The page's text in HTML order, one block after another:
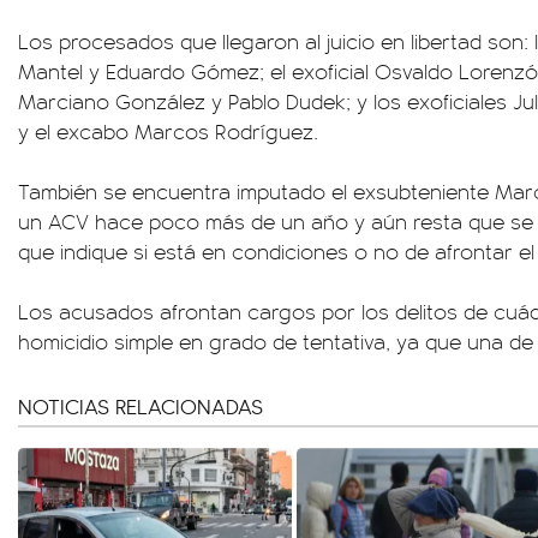
Los procesados que llegaron al juicio en libertad
Mantel y Eduardo Gómez; el exoficial Osvaldo
Marciano González y Pablo Dudek; y los exoficiales
y el excabo Marcos Rodríguez.
También se encuentra imputado el exsubteniente
un ACV hace poco más de un año y aún resta que
que indique si está en condiciones o no de afrontar
Los acusados afrontan cargos por los delitos de
homicidio simple en grado de tentativa, ya que una
NOTICIAS RELACIONADAS